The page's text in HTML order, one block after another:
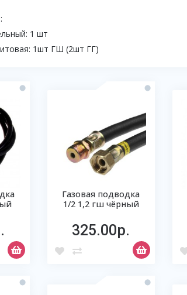
:
1 шт
1шт ГШ (2шт ГГ)
Газовая подводка
1/2 1,2 гш чёрный
325.00р.